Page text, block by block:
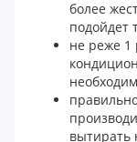
более
подойдет
не реже 1
вытирать